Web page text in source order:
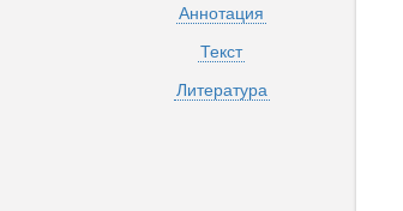
Аннотация
Текст
Литература